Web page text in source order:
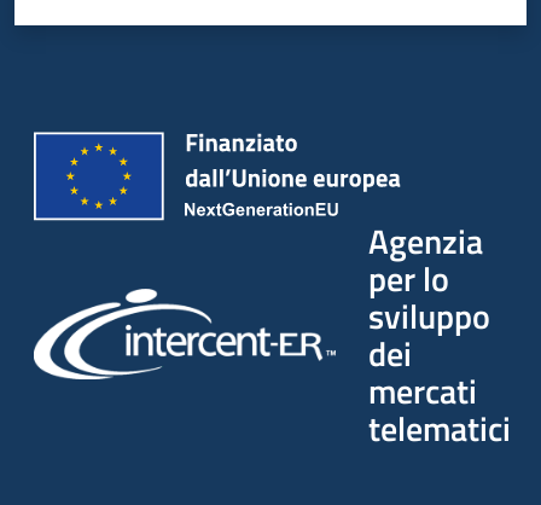
Agenzia
per lo
sviluppo
dei
mercati
telematici